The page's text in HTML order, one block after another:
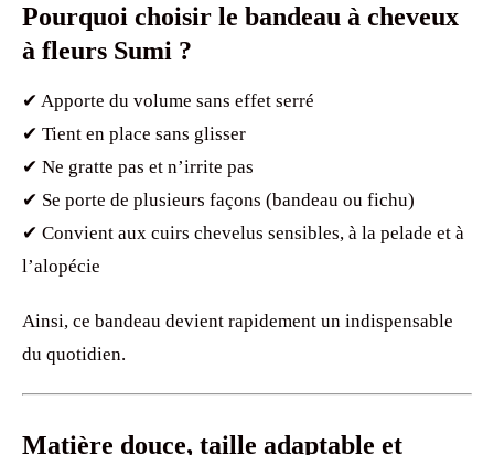
Pourquoi choisir le bandeau à cheveux
à fleurs Sumi ?
✔ Apporte du volume sans effet serré
✔ Tient en place sans glisser
✔ Ne gratte pas et n’irrite pas
✔ Se porte de plusieurs façons (bandeau ou fichu)
✔ Convient aux cuirs chevelus sensibles, à la pelade et à
l’alopécie
Ainsi, ce bandeau devient rapidement un indispensable
du quotidien.
Matière douce, taille adaptable et